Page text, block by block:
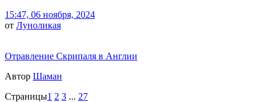
15:47, 06 ноября, 2024
от Луноликая
Отравление Скрипаля в Англии
Автор Шаман
Страницы1 2 3 ... 27